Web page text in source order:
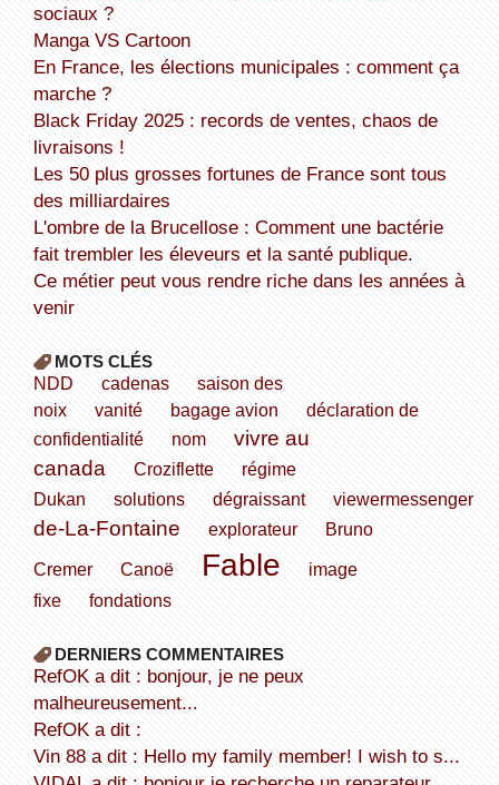
sociaux ?
Manga VS Cartoon
En France, les élections municipales : comment ça
marche ?
Black Friday 2025 : records de ventes, chaos de
livraisons !
Les 50 plus grosses fortunes de France sont tous
des milliardaires
L'ombre de la Brucellose : Comment une bactérie
fait trembler les éleveurs et la santé publique.
Ce métier peut vous rendre riche dans les années à
venir
MOTS CLÉS
NDD cadenas
saison des
noix
vanité bagage avion
déclaration de
confidentialité
nom
vivre au
canada
Croziflette
régime
Dukan
solutions dégraissant viewermessenger
de-La-Fontaine explorateur
Bruno
Cremer
Canoë Fable
image
fixe
fondations
DERNIERS COMMENTAIRES
refOK a dit : bonjour, je ne peux
malheureusement...
refOK a dit :
Vin 88 a dit : Hello my family member! I wish to s...